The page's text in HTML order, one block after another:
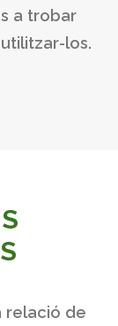
a trobar
los.
relació de